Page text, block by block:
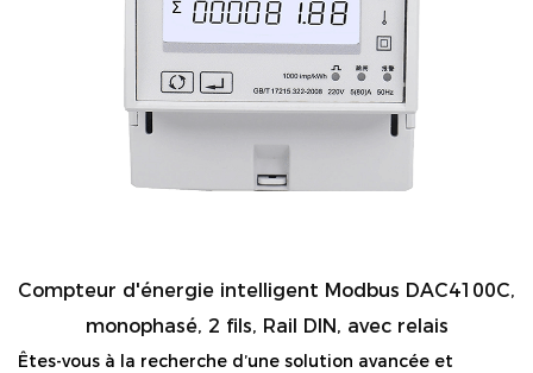
Compteur d'énergie intelligent Modbus DAC4100C,
monophasé, 2 fils, Rail DIN, avec relais
Êtes-vous à la recherche d’une solution avancée et